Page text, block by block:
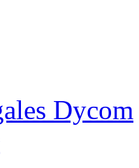
Dycom